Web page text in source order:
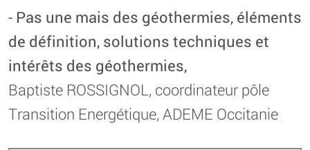
- Pas une mais des géothermies, éléments
de définition, solutions techniques et
intérêts des géothermies,
Baptiste ROSSIGNOL, coordinateur pôle
Transition Energétique, ADEME Occitanie